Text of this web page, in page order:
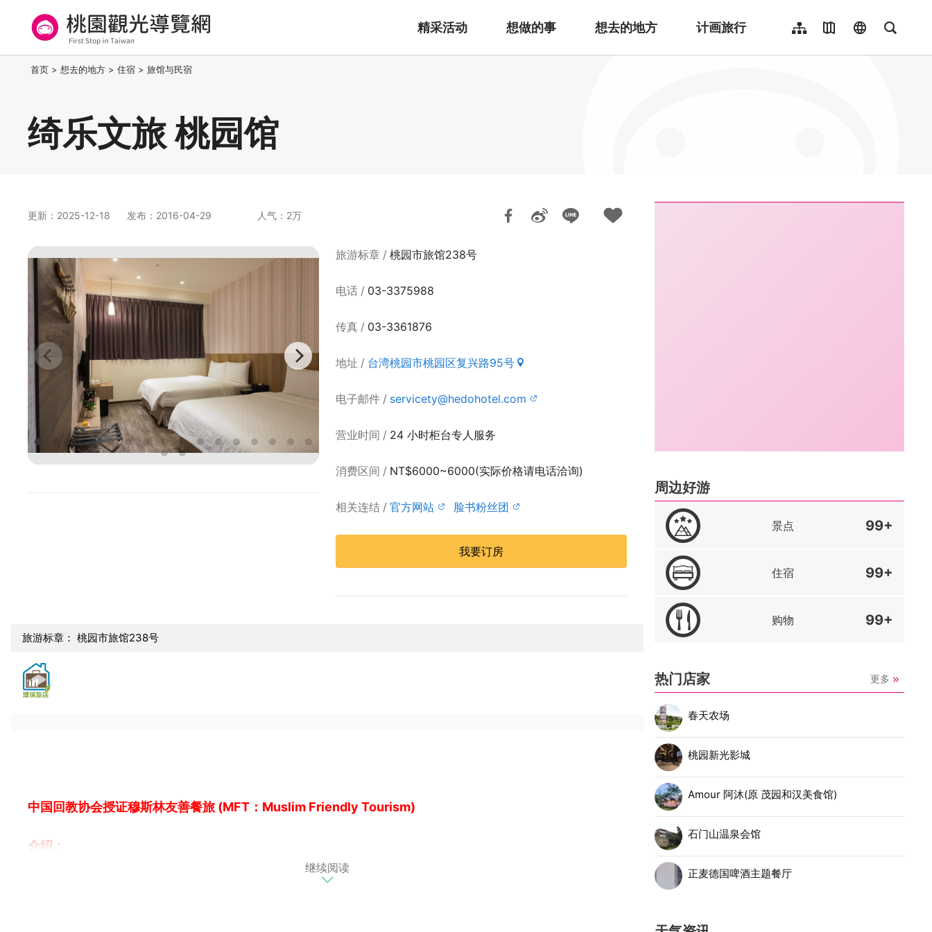
要
桃园观光导览网
精采活动 想做的事 想去的地方 计画旅行
网站导览地图导览language全文检
首页 > 想去的地方 > 住宿 > 旅馆与民宿
绮乐文旅 桃园馆
更新：2025-12-18 发布：2016-04-29 人气：2万
旅游标章 桃园市旅馆238号
电话 03-3375988
传真 03-3361876
地址 台湾桃园市桃园区复兴路95号
电子邮件 servicety@hedohotel.com
营业时间 24 小时柜台专人服务
消费区间 NT$6000~6000(实际价格请电话洽询)
相关连结 官方网站 脸书粉丝团
我要订房
旅游标章： 桃园市旅馆238号
中国回教协会授证穆斯林友善餐旅 (MFT：Muslim Friendly Tourism)
介绍：
享乐文旅饭店集团Hedo Hotel Group，一个活泼年轻的品牌，
秉持着●创新活力●待客如亲●享受欢乐的宗旨营造放松与温暖的空间，
继续阅读
:::
周边好游
景点 99+
住宿 99+
购物 99+
热门店家 更多
春天农场
桃园新光影城
Amour 阿沐(原 茂园和汉美食馆)
石门山温泉会馆
正麦德国啤酒主题餐厅